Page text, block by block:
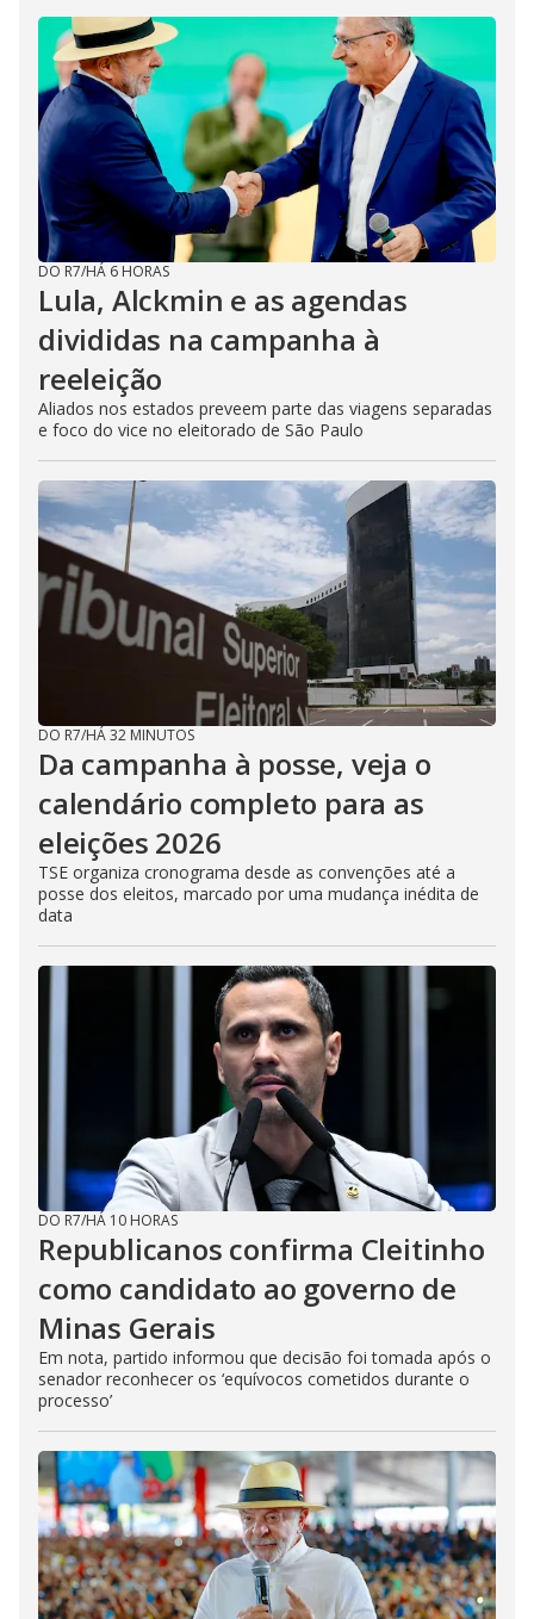
DO R7/HÁ 6 HORAS
Lula, Alckmin e as agendas
divididas na campanha à
reeleição
Aliados nos estados preveem parte das viagens separadas
e foco do vice no eleitorado de São Paulo
DO R7/HÁ 32 MINUTOS
Da campanha à posse, veja o
calendário completo para as
eleições 2026
TSE organiza cronograma desde as convenções até a
posse dos eleitos, marcado por uma mudança inédita de
data
DO R7/HÁ 10 HORAS
Republicanos confirma Cleitinho
como candidato ao governo de
Minas Gerais
Em nota, partido informou que decisão foi tomada após o
senador reconhecer os ‘equívocos cometidos durante o
processo’